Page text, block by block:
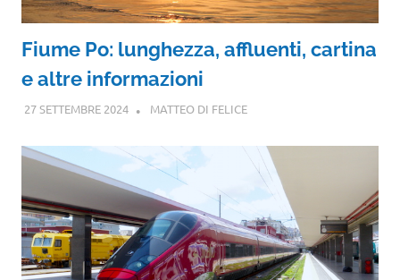
Fiume Po: lunghezza, affluenti, cartina
e altre informazioni
27 SETTEMBRE 2024 MATTEO DI FELICE